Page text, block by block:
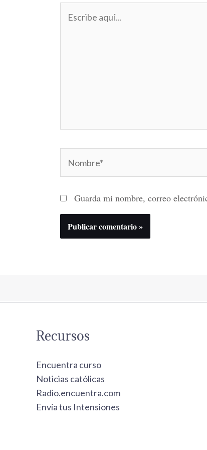
aquí...
Guarda mi nombre, correo
Recursos
Encuentra curso
Noticias católicas
Radio.encuentra.com
Envía tus Intensiones